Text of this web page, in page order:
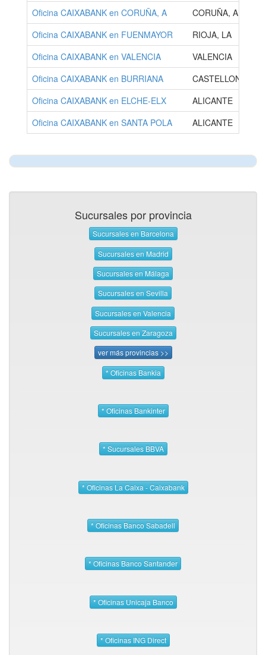
Oficina CAIXABANK en CORUÑA, A
CORUÑA, A
Oficina CAIXABANK en FUENMAYOR
RIOJA, LA
Oficina CAIXABANK en VALENCIA
VALENCIA
Oficina CAIXABANK en BURRIANA
CASTELLON
Oficina CAIXABANK en ELCHE-ELX
ALICANTE
Oficina CAIXABANK en SANTA POLA
ALICANTE
Sucursales por provincia
Sucursales en Barcelona
Sucursales en Madrid
Sucursales en Málaga
Sucursales en Sevilla
Sucursales en Valencia
Sucursales en Zaragoza
ver más provincias >>
* Oficinas Bankia
* Oficinas Bankinter
* Sucursales BBVA
* Oficinas La Caixa - Caixabank
* Oficinas Banco Sabadell
* Oficinas Banco Santander
* Oficinas Unicaja Banco
* Oficinas ING Direct